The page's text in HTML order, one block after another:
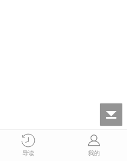
导读 我的